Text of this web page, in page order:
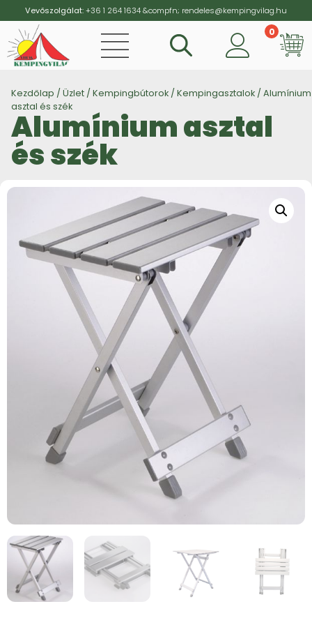
Vevőszolgálat:+36 1 264 1634&compfn; rendeles@kempingvilag.hu
0
Kezdőlap / Üzlet / Kempingbútorok / Kempingasztalok / Alumínium
asztal és szék
Alumínium asztal
és szék